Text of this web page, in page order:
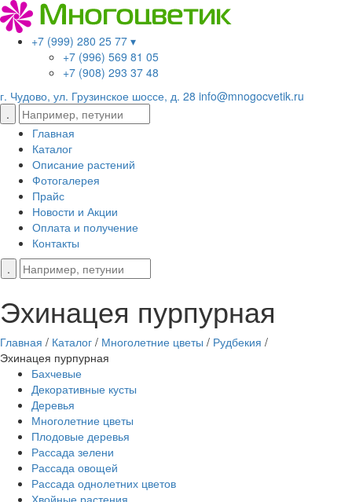
+7 (999) 280 25 77 ▾
+7 (996) 569 81 05
+7 (908) 293 37 48
г. Чудово, ул. Грузинское шоссе, д. 28 info@mnogocvetik.ru
Главная
Каталог
Описание растений
Фотогалерея
Прайс
Новости и Акции
Оплата и получение
Контакты
Эхинацея пурпурная
Главная / Каталог / Многолетние цветы / Рудбекия /
Эхинацея пурпурная
Бахчевые
Декоративные кусты
Деревья
Многолетние цветы
Плодовые деревья
Рассада зелени
Рассада овощей
Рассада однолетних цветов
Хвойные растения